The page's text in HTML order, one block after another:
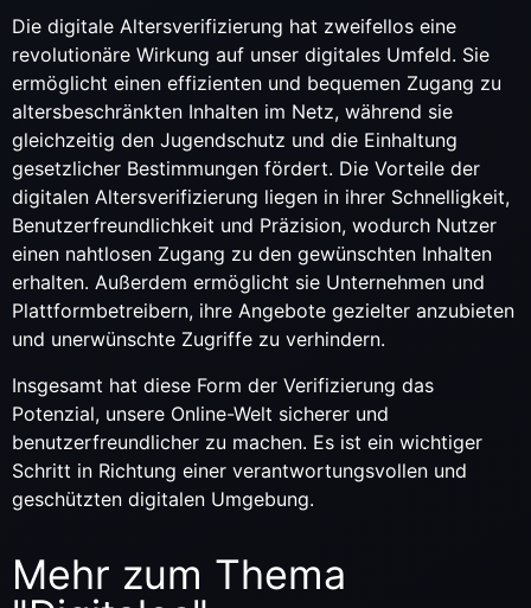
Die digitale Altersverifizierung hat zweifellos eine
revolutionäre Wirkung auf unser digitales Umfeld. Sie
ermöglicht einen effizienten und bequemen Zugang zu
altersbeschränkten Inhalten im Netz, während sie
gleichzeitig den Jugendschutz und die Einhaltung
gesetzlicher Bestimmungen fördert. Die Vorteile der
digitalen Altersverifizierung liegen in ihrer Schnelligkeit,
Benutzerfreundlichkeit und Präzision, wodurch Nutzer
einen nahtlosen Zugang zu den gewünschten Inhalten
erhalten. Außerdem ermöglicht sie Unternehmen und
Plattformbetreibern, ihre Angebote gezielter anzubieten
und unerwünschte Zugriffe zu verhindern.
Insgesamt hat diese Form der Verifizierung das
Potenzial, unsere Online-Welt sicherer und
benutzerfreundlicher zu machen. Es ist ein wichtiger
Schritt in Richtung einer verantwortungsvollen und
geschützten digitalen Umgebung.
Mehr zum Thema